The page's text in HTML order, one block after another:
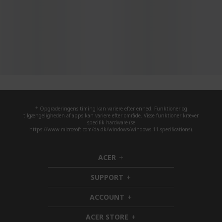
* Opgraderingens timing kan variere efter enhed. Funktioner og
tilgængeligheden af apps kan variere efter område. Visse funktioner kræver
specifik hardware (se
https://www.microsoft.com/da-dk/windows/windows-11-specifications).
ACER h
i
d
d
e
n
SUPPORT h
i
d
e
ACCOUNT h
i
d
ACER STORE h